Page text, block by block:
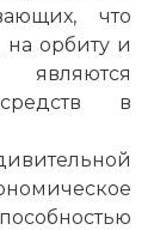
что
орбиту и
в